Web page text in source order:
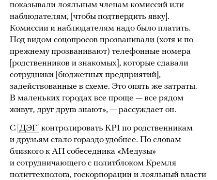
показывали лояльным членам комиссий или
наблюдателям, [чтобы подтвердить явку].
Комиссии и наблюдателям надо было платить.
Под видом соцопросов прозванивали (хотя и по-
прежнему прозванивают) телефонные номера
[родственников и знакомых], которые сдавали
сотрудники [бюджетных предприятий],
задействованные в схеме. Это опять же затраты.
В маленьких городах все проще — все рядом
живут, друг друга знают», — рассуждает он.
С ДЭГ контролировать KPI по родственникам
и друзьям стало гораздо удобнее. По словам
близкого к АП собеседника «Медузы»
и сотрудничающего с политблоком Кремля
политтехнолога, госкорпорации и лояльный власти